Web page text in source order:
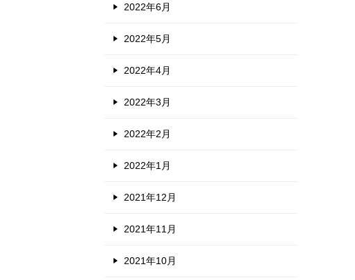
2022年6月
2022年5月
2022年4月
2022年3月
2022年2月
2022年1月
2021年12月
2021年11月
2021年10月